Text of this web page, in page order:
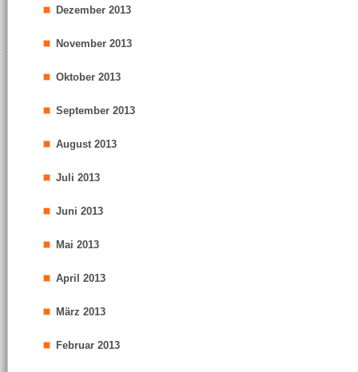
Dezember 2013
November 2013
Oktober 2013
September 2013
August 2013
Juli 2013
Juni 2013
Mai 2013
April 2013
März 2013
Februar 2013